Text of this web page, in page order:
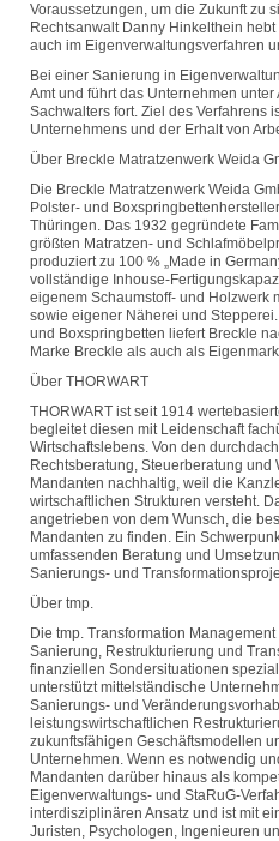
Voraussetzungen, um die Zukunft zu
Rechtsanwalt Danny Hinkelthein
auch im Eigenverwaltungsverfahren
Bei einer Sanierung in
Amt und führt das Unternehmen
Sachwalters fort. Ziel des Verfahrens
Unternehmens und der Erhalt von
Über Breckle Matratzenwerk Weida
Die Breckle Matratzenwerk Weida
Polster- und
Thüringen. Das 1932 gegründete
größten Matratzen- und
produziert zu 100 % „Made in
vollständige Inhouse-
eigenem Schaumstoff- und Holzwerk
sowie eigener Näherei und
und Boxspringbetten liefert Breckle
Marke Breckle als auch als
Über THORWART
THORWART ist seit 1914
begleitet diesen mit Leidenschaft
Wirtschaftslebens. Von den
Rechtsberatung, Steuerberatung und
Mandanten nachhaltig, weil die
wirtschaftlichen Strukturen versteht.
angetrieben von dem Wunsch, die
Mandanten zu finden. Ein
umfassenden Beratung und
Sanierungs- und
Über tmp.
Die tmp. Transformation
Sanierung, Restrukturierung und
finanziellen Sondersituationen
unterstützt mittelständische
Sanierungs- und
leistungswirtschaftlichen
zukunftsfähigen Geschäftsmodellen
Unternehmen. Wenn es notwendig
Mandanten darüber hinaus als
Eigenverwaltungs- und StaRuG-
interdisziplinären Ansatz und ist mit
Juristen, Psychologen, Ingenieuren